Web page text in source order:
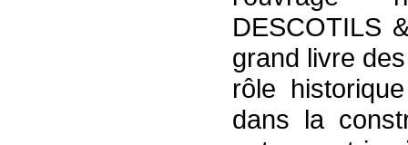
DESCOTILS
grand livre
rôle
dans la